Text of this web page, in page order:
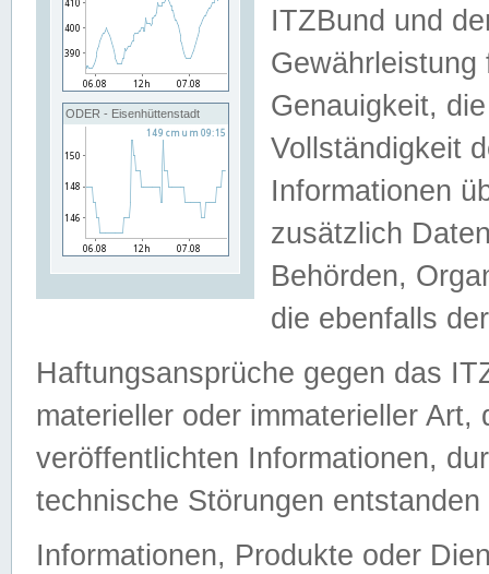
ODER - Eisenhüttenstadt
ITZBund und
Genauigkeit,
Vollständigkeit
Informationen
zusätzlich
Behörden,
die ebenfalls
Haftungsansprüche gegen das
materieller oder immaterieller
veröffentlichten Informationen,
technische Störungen
Informationen, Produkte oder